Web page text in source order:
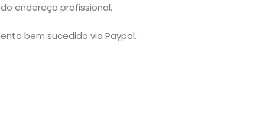
endereço profissional.
bem sucedido via Paypal.